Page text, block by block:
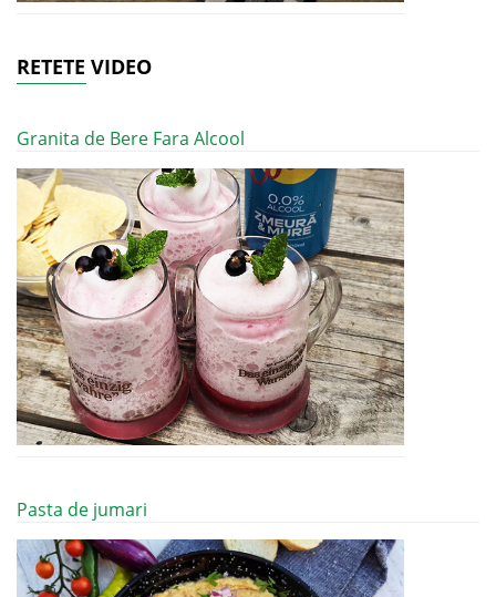
RETETE VIDEO
Granita de Bere Fara Alcool
Pasta de jumari